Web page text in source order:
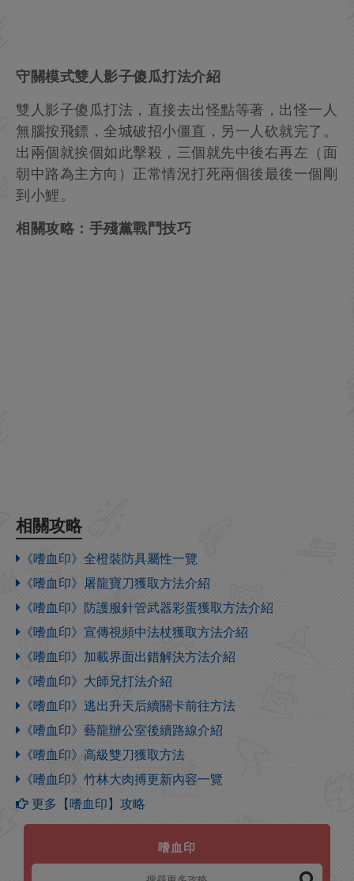
守關模式雙人影子傻瓜打法介紹
雙人影子傻瓜打法，直接去出怪點等著，出怪一人
無腦按飛鏢，全城破招小僵直，另一人砍就完了。
出兩個就挨個如此擊殺，三個就先中後右再左（面
朝中路為主方向）正常情況打死兩個後最後一個剛
到小鯉。
相關攻略：手殘黨戰鬥技巧
相關攻略
《嗜血印》全橙裝防具屬性一覽
《嗜血印》屠龍寶刀獲取方法介紹
《嗜血印》防護服針管武器彩蛋獲取方法介紹
《嗜血印》宣傳視頻中法杖獲取方法介紹
《嗜血印》加載界面出錯解決方法介紹
《嗜血印》大師兄打法介紹
《嗜血印》逃出升天后續關卡前往方法
《嗜血印》藝龍辦公室後續路線介紹
《嗜血印》高級雙刀獲取方法
《嗜血印》竹林大肉搏更新內容一覽
更多【嗜血印】攻略
嗜血印